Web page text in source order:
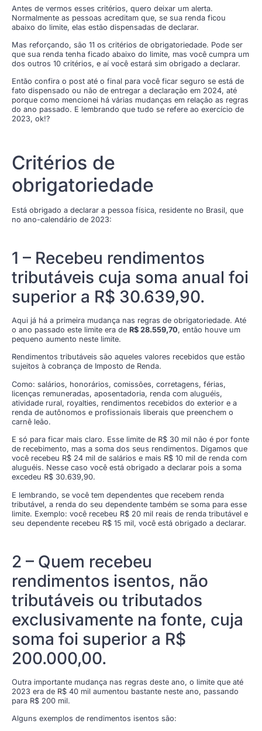
Antes de vermos esses critérios, quero deixar um alerta.
Normalmente as pessoas acreditam que, se sua renda ficou
abaixo do limite, elas estão dispensadas de declarar.
Mas reforçando, são 11 os critérios de obrigatoriedade. Pode ser
que sua renda tenha ficado abaixo do limite, mas você cumpra um
dos outros 10 critérios, e aí você estará sim obrigado a declarar.
Então confira o post até o final para você ficar seguro se está de
fato dispensado ou não de entregar a declaração em 2024, até
porque como mencionei há várias mudanças em relação as regras
do ano passado. E lembrando que tudo se refere ao exercício de
2023, ok!?
Critérios de
obrigatoriedade
Está obrigado a declarar a pessoa física, residente no Brasil, que
no ano-calendário de 2023:
1 – Recebeu rendimentos
tributáveis cuja soma anual foi
superior a R$ 30.639,90.
Aqui já há a primeira mudança nas regras de obrigatoriedade. Até
o ano passado este limite era de R$ 28.559,70, então houve um
pequeno aumento neste limite.
Rendimentos tributáveis são aqueles valores recebidos que estão
sujeitos à cobrança de Imposto de Renda.
Como: salários, honorários, comissões, corretagens, férias,
licenças remuneradas, aposentadoria, renda com aluguéis,
atividade rural, royalties, rendimentos recebidos do exterior e a
renda de autônomos e profissionais liberais que preenchem o
carnê leão.
E só para ficar mais claro. Esse limite de R$ 30 mil não é por fonte
de recebimento, mas a soma dos seus rendimentos. Digamos que
você recebeu R$ 24 mil de salários e mais R$ 10 mil de renda com
aluguéis. Nesse caso você está obrigado a declarar pois a soma
excedeu R$ 30.639,90.
E lembrando, se você tem dependentes que recebem renda
tributável, a renda do seu dependente também se soma para esse
limite. Exemplo: você recebeu R$ 20 mil reais de renda tributável e
seu dependente recebeu R$ 15 mil, você está obrigado a declarar.
2 – Quem recebeu
rendimentos isentos, não
tributáveis ou tributados
exclusivamente na fonte, cuja
soma foi superior a R$
200.000,00.
Outra importante mudança nas regras deste ano, o limite que até
2023 era de R$ 40 mil aumentou bastante neste ano, passando
para R$ 200 mil.
Alguns exemplos de rendimentos isentos são: